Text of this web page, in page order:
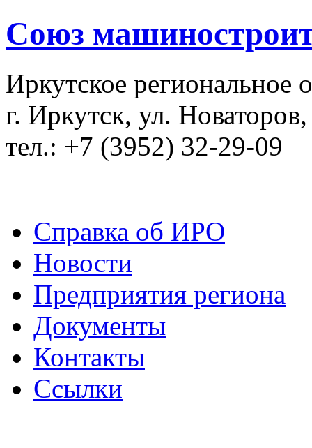
Союз
Иркутское региональное
г. Иркутск, ул.
тел.: +7 (3952) 32-29-09
Справка об ИРО
Новости
Предприятия региона
Документы
Контакты
Ссылки